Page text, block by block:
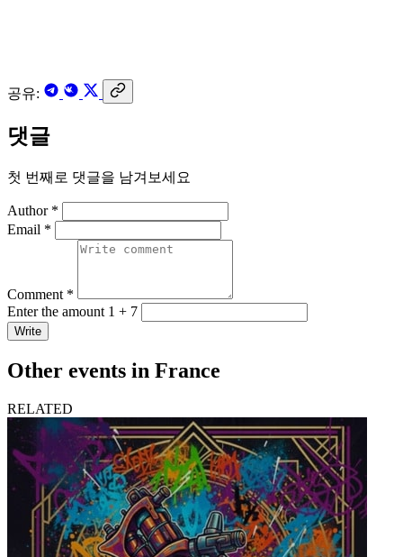
공유:
댓글
첫 번째로 댓글을 남겨보세요
Author *
Email *
Comment *
Enter the amount 1 + 7
Write
Other events in France
RELATED